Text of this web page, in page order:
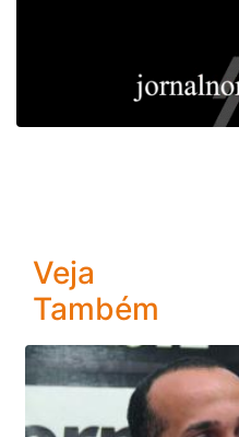
Veja
Também